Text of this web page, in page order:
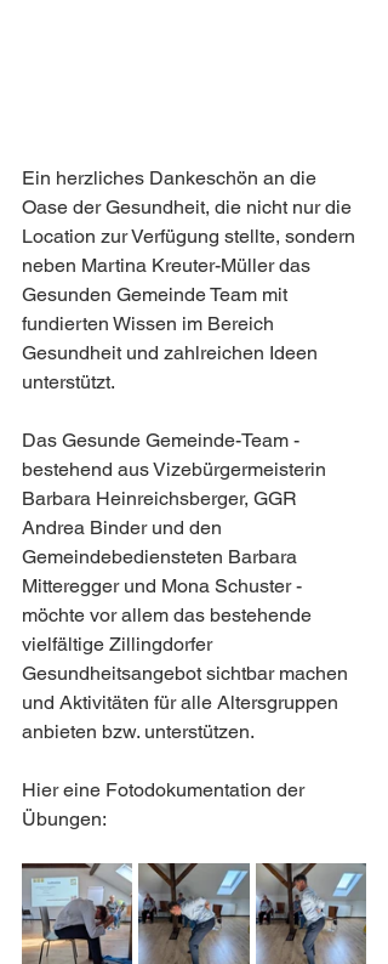
Ein herzliches Dankeschön an die
Oase der Gesundheit, die nicht nur die
Location zur Verfügung stellte, sondern
neben Martina Kreuter-Müller das
Gesunden Gemeinde Team mit
fundierten Wissen im Bereich
Gesundheit und zahlreichen Ideen
unterstützt.
Das Gesunde Gemeinde-Team -
bestehend aus Vizebürgermeisterin
Barbara Heinreichsberger, GGR
Andrea Binder und den
Gemeindebediensteten Barbara
Mitteregger und Mona Schuster -
möchte vor allem das bestehende
vielfältige Zillingdorfer
Gesundheitsangebot sichtbar machen
und Aktivitäten für alle Altersgruppen
anbieten bzw. unterstützen.
Hier eine Fotodokumentation der
Übungen: